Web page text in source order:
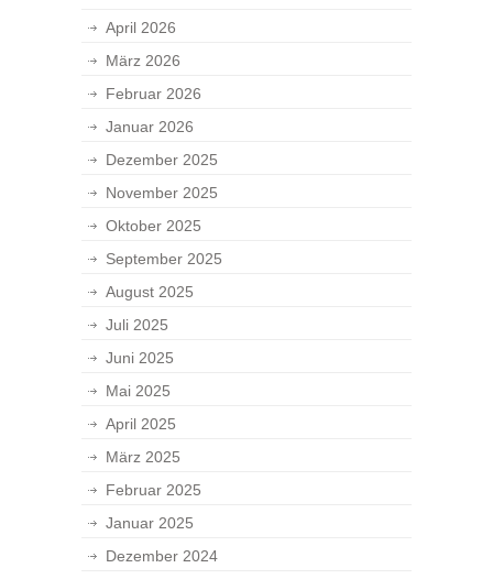
April 2026
März 2026
Februar 2026
Januar 2026
Dezember 2025
November 2025
Oktober 2025
September 2025
August 2025
Juli 2025
Juni 2025
Mai 2025
April 2025
März 2025
Februar 2025
Januar 2025
Dezember 2024